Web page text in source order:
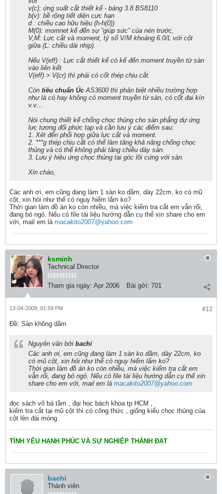
v(c): ứng suất cắt thiết kế - bảng 3.8 BS8110
b(v): bề rộng tiết diện cực hạn
d : chiều cao hữu hiệu (h-h(0))
M(0): momnet kể đến sự “giúp sức” của nén trước,
V,M: Lực cắt và moment, tỷ số V/M khoảng 6.0/L với cột
giữa (L: chiều dài nhịp).
Nếu V(eff) : Lực cắt thiết kế có kể đến moment truyền từ sàn
vào liên kết
V(eff) > V(cr) thì phải có cốt thép chịu cắt.
Còn tiêu chuẩn Úc AS3600 thì phân biệt nhiều trường hợp
như là có hay không có moment truyền từ sàn, có cốt đai kín
v.v…
Nói chung thiết kế chống chọc thủng cho sàn phẳng dự ứng
lực tương đối phức tạp và cần lưu ý các điểm sau:
1. Xét đến phối hợp giữa lực cắt và moment.
2. ***g thép chịu cắt có thể làm tăng khả năng chống chọc
thủng và có thể không phải tăng chiều dày sàn.
3. Lưu ý hiệu ứng chọc thủng tại góc lõi cứng với sàn.
Xin chào,
Các anh ơi, em cũng đang làm 1 sàn ko dầm, dày 22cm, ko có mũ
cột, xin hỏi như thế có nguy hiểm lắm ko?
Thời gian làm đồ án ko còn nhiều, mà việc kiểm tra cắt em vẫn rối,
đang bỏ ngỏ. Nếu có file tài liệu hướng dẫn cụ thể xin share cho em
với, mail em là macakito2007@yahoo.com
ksminh
Technical Director
Tham gia ngày: Apr 2006 Bài gởi: 701
#12
13-04-2009, 01:59 PM
Ðề: Sàn không dầm
Nguyên văn bởi bachi
Các anh ơi, em cũng đang làm 1 sàn ko dầm, dày 22cm, ko
có mũ cột, xin hỏi như thế có nguy hiểm lắm ko?
Thời gian làm đồ án ko còn nhiều, mà việc kiểm tra cắt em
vẫn rối, đang bỏ ngỏ. Nếu có file tài liệu hướng dẫn cụ thể xin
share cho em với, mail em là macakito2007@yahoo.com
đọc sách võ bá tầm , đại học bách khoa tp HCM ,
kiểm tra cắt tại mũ cột thì có công thức , giống kiểu chọc thủng của
cột lên đài móng
TÌNH YÊU HẠNH PHÚC VÀ SỰ NGHIỆP THÀNH ĐẠT
bachi
Thành viên